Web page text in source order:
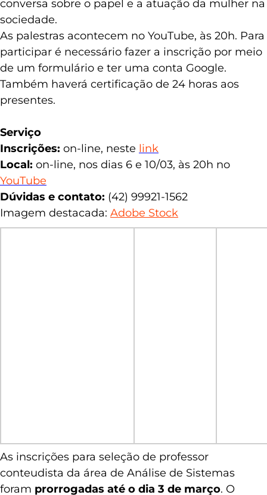
Felchak. Também serão realizadas rodas de
conversa sobre o papel e a atuação da mulher na
sociedade.
As palestras acontecem no YouTube, às 20h. Para
participar é necessário fazer a inscrição por meio
de um formulário e ter uma conta Google.
Também haverá certificação de 24 horas aos
Serviço
Inscrições: on-line, nestelink
Local:on-line, nos dias 6 e 10/03, às 20h no
YouTube
Dúvidas e contato: (42) 99921-1562
As inscrições para seleção de professor